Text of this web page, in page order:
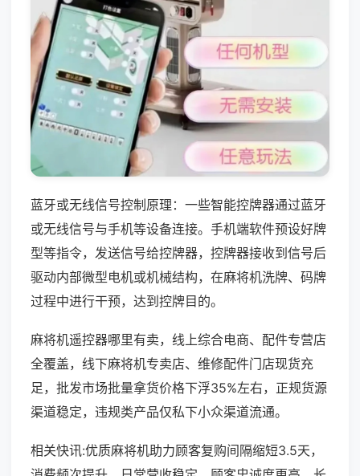
蓝牙或无线信号控制原理：一些智能控牌器通过蓝牙
或无线信号与手机等设备连接。手机端软件预设好牌
型等指令，发送信号给控牌器，控牌器接收到信号后
驱动内部微型电机或机械结构，在麻将机洗牌、码牌
过程中进行干预，达到控牌目的。
麻将机遥控器哪里有卖，线上综合电商、配件专营店
全覆盖，线下麻将机专卖店、维修配件门店现货充
足，批发市场批量拿货价格下浮35%左右，正规货源
渠道稳定，违规类产品仅私下小众渠道流通。
相关快讯:优质麻将机助力顾客复购间隔缩短3.5天，